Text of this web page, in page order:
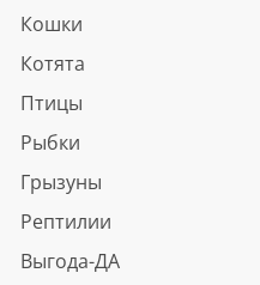
Кошки
Котята
Птицы
Рыбки
Грызуны
Рептилии
Выгода-ДА